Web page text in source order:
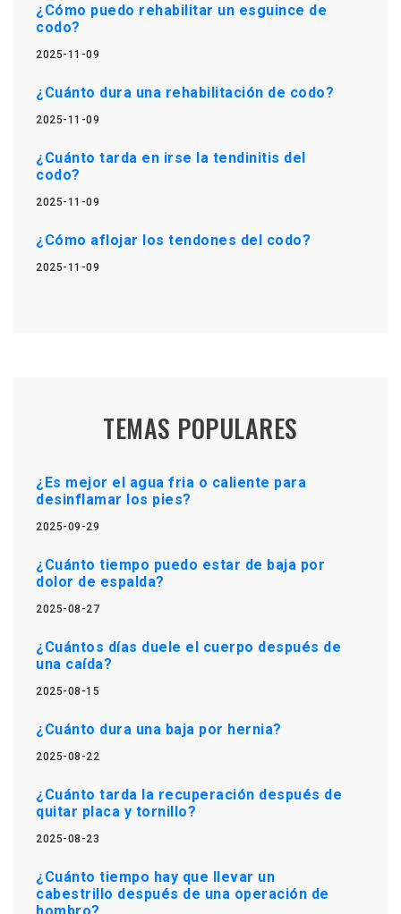
¿Cómo puedo rehabilitar un esguince de
codo?
2025-11-09
¿Cuánto dura una rehabilitación de codo?
2025-11-09
¿Cuánto tarda en irse la tendinitis del
codo?
2025-11-09
¿Cómo aflojar los tendones del codo?
2025-11-09
TEMAS POPULARES
¿Es mejor el agua fria o caliente para
desinflamar los pies?
2025-09-29
¿Cuánto tiempo puedo estar de baja por
dolor de espalda?
2025-08-27
¿Cuántos días duele el cuerpo después de
una caída?
2025-08-15
¿Cuánto dura una baja por hernia?
2025-08-22
¿Cuánto tarda la recuperación después de
quitar placa y tornillo?
2025-08-23
¿Cuánto tiempo hay que llevar un
cabestrillo después de una operación de